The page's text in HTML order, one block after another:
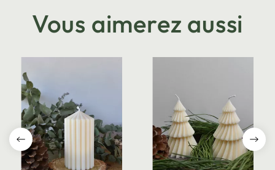
Vous aimerez aussi